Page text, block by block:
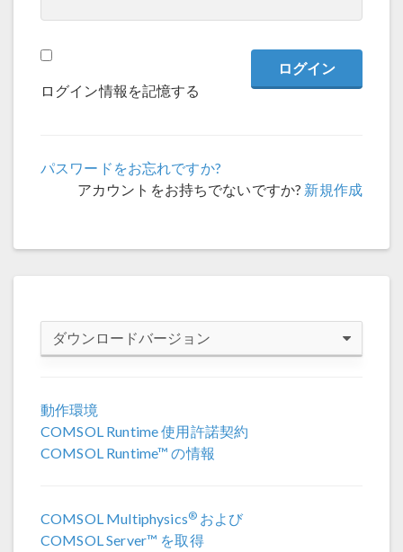
ログイン情報を記憶する
パスワードをお忘れですか?
アカウントをお持ちでないですか? 新規作成
ダウンロードバージョン
COMSOL 6.3
COMSOL 6.2 Update 3(6.2.0.415)
動作環境
COMSOL Runtime 使用許諾契約
COMSOL Runtime™ の情報
COMSOL Multiphysics® および
COMSOL Server™ を取得